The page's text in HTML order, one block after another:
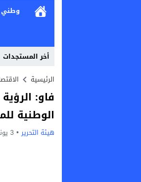
وطني
أخر المستجدات
الرئيسية
فاو:
الوطنية
هيئة التحرير 3 يونيو 2026